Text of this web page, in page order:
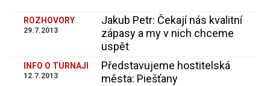
ROZHOVORY
29.7.2013
Jakub Petr: Čekají nás kvalitní
zápasy a my v nich chceme
uspět
INFO O TURNAJI
12.7.2013
Představujeme hostitelská
města: Piešťany